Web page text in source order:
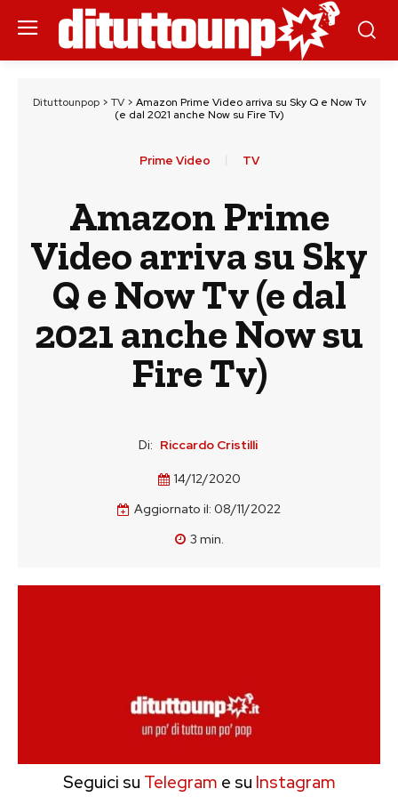
Dituttounpop> TV> Amazon Prime Video arriva su Sky Q e Now Tv
(e dal 2021 anche Now su Fire Tv)
Prime Video TV
Amazon Prime
Video arriva su Sky
Q e Now Tv (e dal
2021 anche Now su
Fire Tv)
Di: Riccardo Cristilli
14/12/2020
Aggiornato il: 08/11/2022
3 min.
Seguici su Telegram e su Instagram